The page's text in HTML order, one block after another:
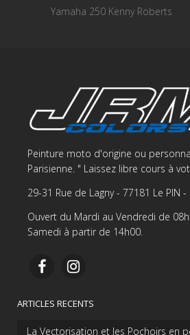
Yamaha 250 Kenny Roberts
Peinture moto d'origine ou
Parisienne. " Laissez libre cours à
29-31 Rue de Lagny - 77181 Le PIN
Ouvert du Mardi au Vendredi de
Samedi à partir de 14h00.
ARTICLES RECENTS
La Vectorisation et les Pochoirs en